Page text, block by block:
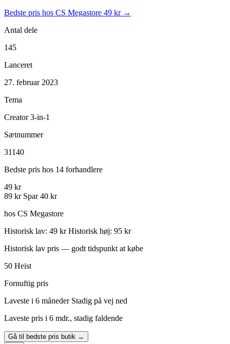
Bedste pris hos CS Megastore 49 kr →
Antal dele
145
Lanceret
27. februar 2023
Tema
Creator 3-in-1
Sætnummer
31140
Bedste pris hos 14 forhandlere
49 kr
89 kr Spar 40 kr
hos CS Megastore
Historisk lav: 49 kr Historisk høj: 95 kr
Historisk lav pris — godt tidspunkt at købe
50 Heist
Fornuftig pris
Laveste i 6 måneder Stadig på vej ned
Laveste pris i 6 mdr., stadig faldende
Gå til bedste pris butik →